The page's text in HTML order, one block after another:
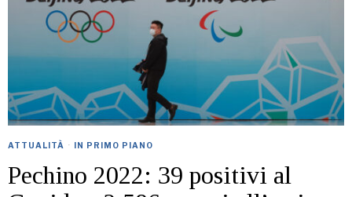
ATTUALITÀ · IN PRIMO PIANO
Pechino 2022: 39 positivi al